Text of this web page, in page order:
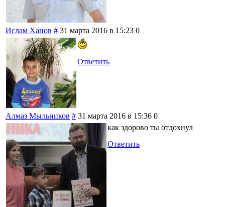
Ислам Ханов # 31 марта 2016 в 15:23 0
Ответить
Алмаз Мыльников # 31 марта 2016 в 15:36 0
как здорово ты отдохнул
Ответить